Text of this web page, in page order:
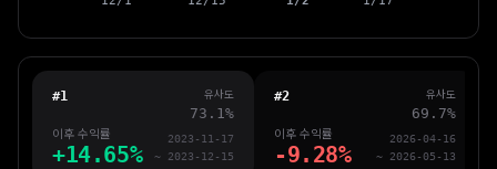
#1 유사도
73.1%
이후 수익률
+14.65%
2023-11-17
~ 2023-12-15
#2 유사도
69.7%
이후 수익률
-9.28%
2026-04-16
~ 2026-05-13